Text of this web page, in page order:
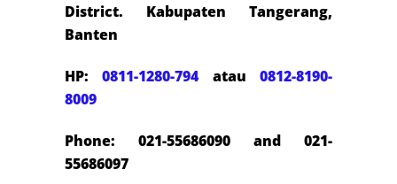
District. Kabupaten Tangerang,
Banten
HP:0811-1280-794atau 0812-8190-
8009
Phone: 021-55686090 and 021-
55686097